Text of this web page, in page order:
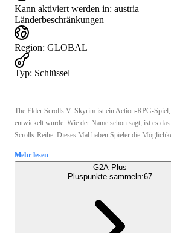
Kann aktiviert werden in: austria
Länderbeschränkungen
Region: GLOBAL
Typ: Schlüssel
The Elder Scrolls V: Skyrim ist ein Action-RPG-
entwickelt wurde. Wie der Name schon sagt, ist es
Scrolls-Reihe. Dieses Mal haben Spieler die
Mehr lesen
G2A Plus
Pluspunkte sammeln:67